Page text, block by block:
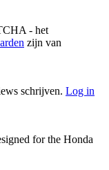
- het
zijn van
schrijven. Log in
for the Honda